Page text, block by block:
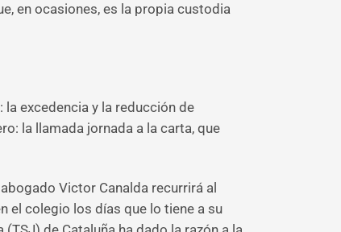
en ocasiones, es la propia custodia
excedencia y la reducción de
la llamada jornada a la carta, que
Victor Canalda recurrirá al
el colegio los días que lo tiene a su